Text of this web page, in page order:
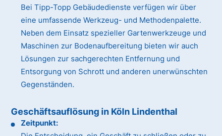
Bei Tipp-Topp Gebäudedienste verfügen wir über
eine umfassende Werkzeug- und Methodenpalette.
Neben dem Einsatz spezieller Gartenwerkzeuge und
Maschinen zur Bodenaufbereitung bieten wir auch
Lösungen zur sachgerechten Entfernung und
Entsorgung von Schrott und anderen unerwünschten
Gegenständen.
Geschäftsauflösung in Köln Lindenthal
Zeitpunkt: